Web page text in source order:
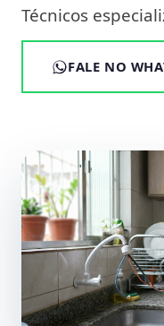
Técnicos
FALE NO